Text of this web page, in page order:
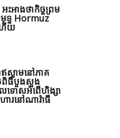
ះអាងថាកិច្ចព្រម
ទ្ទ Hormuz
ើយ
ស្លាមនៅភាគ
ពិធីបួងសួង
លទោសអំពើហិង្សា
ារនៅណារ៉ាធី